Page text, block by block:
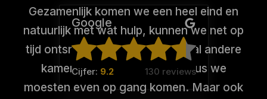
Gezamenlijk komen we een heel eind en
natuurlijk met wat hulp, kunnen we net op
tijd ontsnappen. Het is een totaal andere
kamer met andere puzzels. Dus we
moesten even op gang komen. Maar ook
Google
Cijfer: 9.2 130 reviews